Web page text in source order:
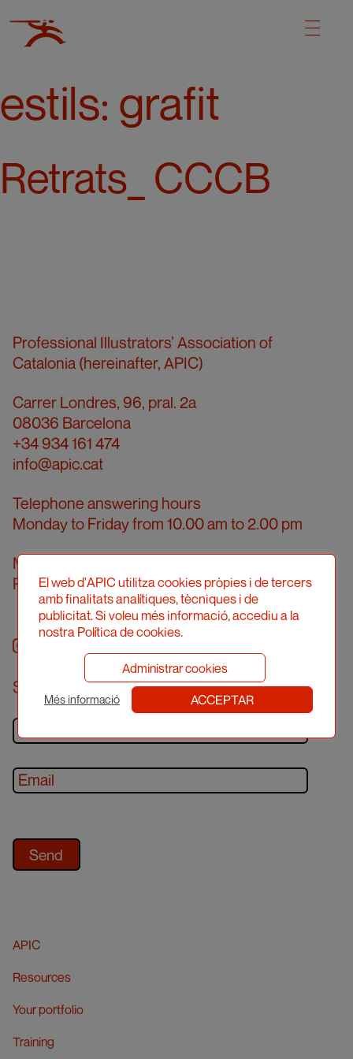
estils: grafit
Retrats_ CCCB
Professional Illustrators’ Association of
Catalonia (hereinafter, APIC)
Carrer Londres, 96, pral. 2a
08036 Barcelona
+34 934 161 474
info@apic.cat
Telephone answering hours
Monday to Friday from 10.00 am to 2.00 pm
Meeting in person
Request a meeting
Sign up to our newsletter
APIC
Resources
Your portfolio
Training
El web d'APIC utilitza cookies pròpies i de tercers
amb finalitats analítiques, tècniques i de
publicitat. Si voleu més informació, accediu a la
nostra Política de cookies.
Administrar cookies
Més informació ACCEPTAR